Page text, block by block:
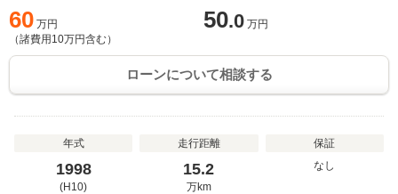
60 万円
（諸費用 10万円含む）
50.0 万円
ローンについて相談する
年式
1998
(H10)
走行距離
15.2
万km
保証
なし